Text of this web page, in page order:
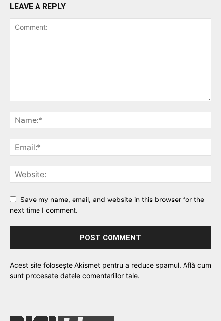
LEAVE A REPLY
Save my name, email, and website in this browser for the
next time I comment.
Acest site folosește Akismet pentru a reduce spamul. Află cum
sunt procesate datele comentariilor tale.